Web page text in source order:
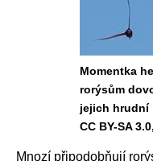
Momentka
rorýsům
jejich hrudní
CC BY-SA
Mnozí připodobňují